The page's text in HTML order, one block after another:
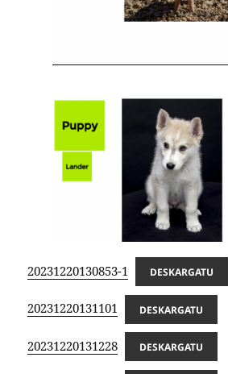
20231220130853-1 DESKARGATU
20231220131101 DESKARGATU
20231220131228 DESKARGATU